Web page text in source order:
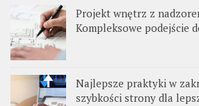
Projekt wnętrz z
Kompleksowe podejście
Najlepsze praktyki w
szybkości strony dla